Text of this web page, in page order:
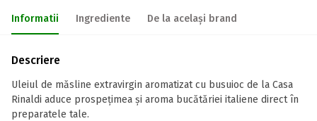
Informatii Ingrediente De la același brand
Descriere
Uleiul de măsline extravirgin aromatizat cu busuioc de la Casa
Rinaldi aduce prospețimea și aroma bucătăriei italiene direct în
preparatele tale.